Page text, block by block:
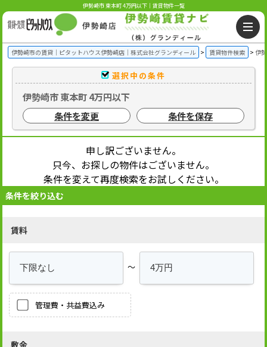
伊勢崎市 東本町 4万円以下｜賃貸物件一覧
伊勢崎市の賃貸｜ピタットハウス伊勢崎店｜株式会社グランディール 賃貸物件検索 伊
選択中の条件
伊勢崎市 東本町 4万円以下
条件を変更
条件を保存
申し訳ございません。
只今、お探しの物件はございません。
条件を変えて再度検索をお試しください。
条件を絞り込む
賃料
～
管理費・共益費込み